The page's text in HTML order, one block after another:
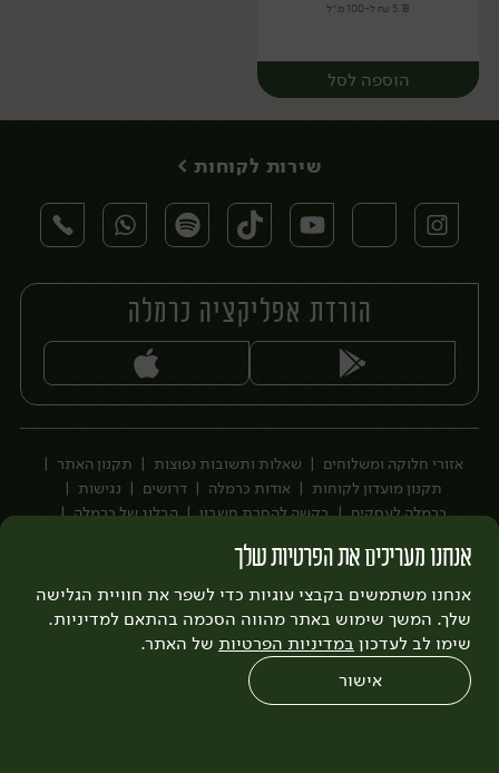
5.78 ₪ ל-100 מ״ל
הוספה לסל
יח׳
אנחנו מעריכים את הפרטיות שלך
אנחנו משתמשים בקבצי עוגיות כדי לשפר את חוויית הגלישה
שלך. המשך שימוש באתר מהווה הסכמה בהתאם למדיניות.
שימו לב לעדכון במדיניות הפרטיות של האתר.
אישור
שירות לקוחות >
הורדת אפליקציה כרמלה
אזורי חלוקה ומשלוחים שאלות ותשובות נפוצות
תקנון האתר
תקנון מועדון לקוחות
אודות כרמלה דרושים
נגישות
כרמלה לעסקים
בקשה להסרת חשבון
הבלוג של כרמלה
עיצוב:3bearsפיתוח:Quatro